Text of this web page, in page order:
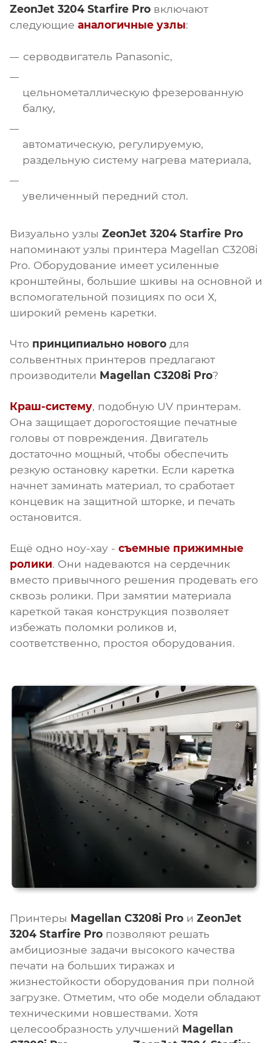
ZeonJet 3204 Starfire Pro включают
следующие аналогичные узлы:
серводвигатель Panasonic,
цельнометаллическую фрезерованную
балку,
автоматическую, регулируемую,
раздельную систему нагрева материала,
увеличенный передний стол.
Визуально узлы ZeonJet 3204 Starfire Pro
напоминают узлы принтера Magellan C3208i
Pro. Оборудование имеет усиленные
кронштейны, большие шкивы на основной и
вспомогательной позициях по оси Х,
широкий ремень каретки.
Что принципиально нового для
сольвентных принтеров предлагают
производители Magellan C3208i Pro?
Краш-систему, подобную UV принтерам.
Она защищает дорогостоящие печатные
головы от повреждения. Двигатель
достаточно мощный, чтобы обеспечить
резкую остановку каретки. Если каретка
начнет заминать материал, то сработает
концевик на защитной шторке, и печать
остановится.
Ещё одно ноу-хау - съемные прижимные
ролики. Они надеваются на сердечник
вместо привычного решения продевать его
сквозь ролики. При замятии материала
кареткой такая конструкция позволяет
избежать поломки роликов и,
соответственно, простоя оборудования.
Принтеры Magellan C3208i Pro и ZeonJet
3204 Starfire Pro позволяют решать
амбициозные задачи высокого качества
печати на больших тиражах и
жизнестойкости оборудования при полной
загрузке. Отметим, что обе модели обладают
техническими новшествами. Хотя
целесообразность улучшений Magellan